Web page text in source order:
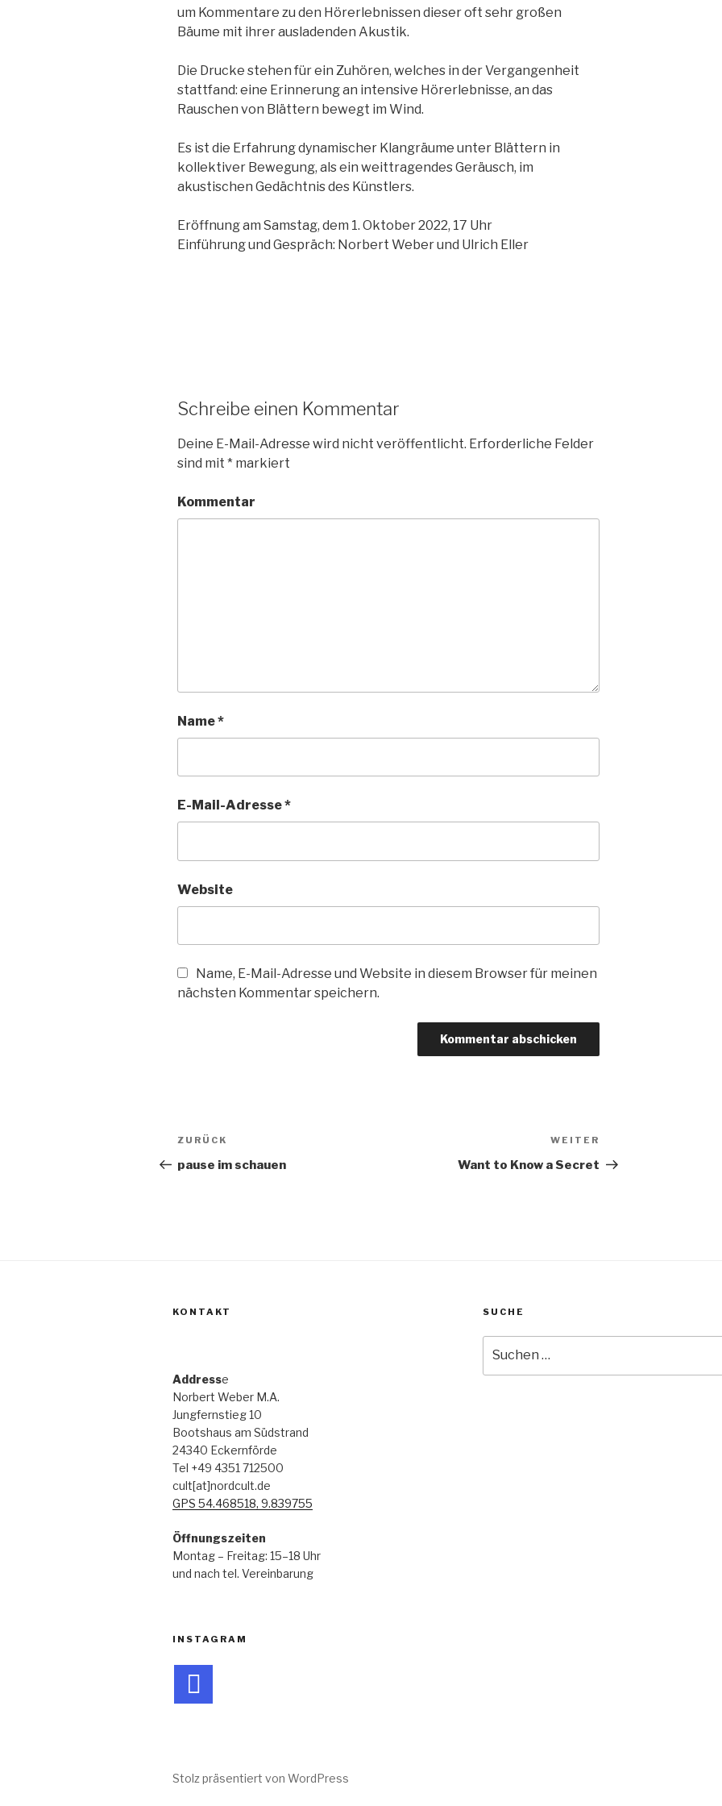
um Kommentare zu den Hörerlebnissen dieser oft sehr großen
Bäume mit ihrer ausladenden Akustik.
Die Drucke stehen für ein Zuhören, welches in der Vergangenheit
stattfand: eine Erinnerung an intensive Hörerlebnisse, an das
Rauschen von Blättern bewegt im Wind.
Es ist die Erfahrung dynamischer Klangräume unter Blättern in
kollektiver Bewegung, als ein weittragendes Geräusch, im
akustischen Gedächtnis des Künstlers.
Eröffnung am Samstag, dem 1. Oktober 2022, 17 Uhr
Einführung und Gespräch: Norbert Weber und Ulrich Eller
Schreibe einen Kommentar
Deine E-Mail-Adresse wird nicht veröffentlicht. Erforderliche Felder
sind mit * markiert
Kommentar
Name*
E-Mail-Adresse*
Website
Name, E-Mail-Adresse und Website in diesem Browser für meinen
nächsten Kommentar speichern.
Beitragsnavigation
Vorheriger
Beitrag
ZURÜCK
pause im schauen
Beitrag
WEITER
Want to Know a Secret
KONTAKT
Addresse
Norbert Weber M.A.
Jungfernstieg 10
Bootshaus am Südstrand
24340 Eckernförde
Tel +49 4351 712500
cult[at]nordcult.de
GPS 54.468518, 9.839755
Öffnungszeiten
Montag – Freitag: 15–18 Uhr
und nach tel. Vereinbarung
INSTAGRAM
SUCHE
nach:
Stolz präsentiert von WordPress